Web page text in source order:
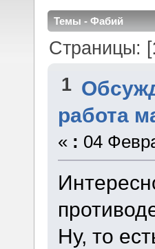
Темы - Фабий
Страницы: [
1
работа
« : 04
Ну, то